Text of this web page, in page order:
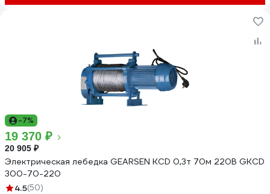
-7%
19 370 ₽
20 905 ₽
Электрическая лебедка GEARSEN KCD 0,3т 70м 220В GKCD
300-70-220
4.5(50)